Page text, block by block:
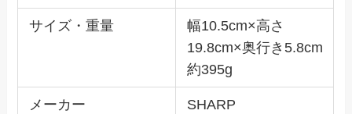
サイズ・重量
幅10.5cm×高さ
19.8cm×奥行き5.8cm
約395g
メーカー SHARP